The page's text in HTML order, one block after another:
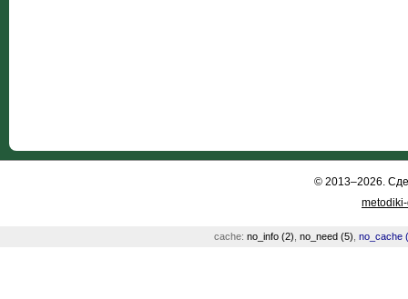
© 2013–2026.
cache: no_info (2) no_need (5) no_cache